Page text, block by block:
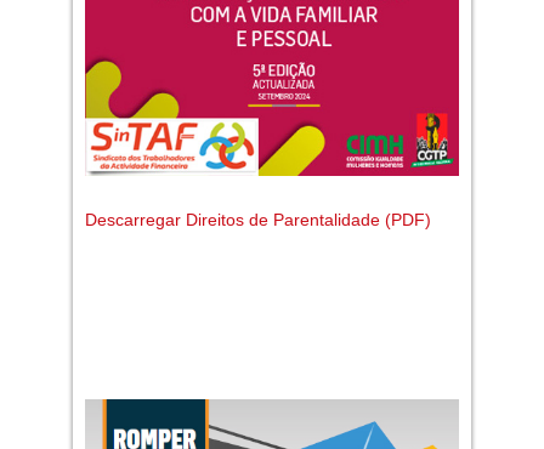
Descarregar Direitos de Parentalidade (PDF)